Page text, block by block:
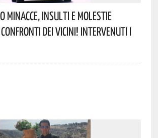
Minacce, Insulti E Molestie
Dei Vicini! Intervenuti I